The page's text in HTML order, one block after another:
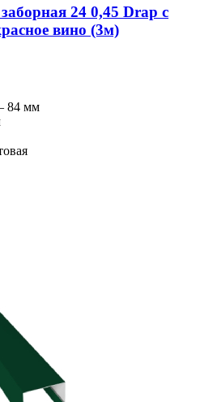
24 0,45 Drap с
вино (3м)
84 мм